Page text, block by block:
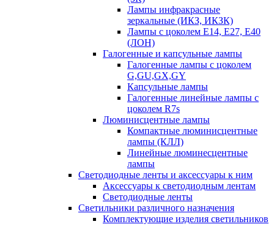
Лампы инфракрасные
зеркальные (ИКЗ, ИКЗК)
Лампы с цоколем Е14, Е27, Е40
(ЛОН)
Галогенные и капсульные лампы
Галогенные лампы с цоколем
G,GU,GX,GY
Капсульные лампы
Галогенные линейные лампы с
цоколем R7s
Люминисцентные лампы
Компактные люминисцентные
лампы (КЛЛ)
Линейные люминесцентные
лампы
Светодиодные ленты и аксессуары к ним
Аксессуары к светодиодным лентам
Светодиодные ленты
Светильники различного назначения
Комплектующие изделия светильников